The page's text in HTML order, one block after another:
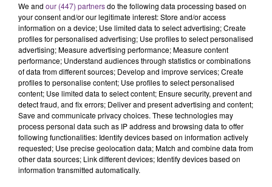
LA CENTRALE NUCLÉAIRE DE CHOOZ
TOUJOURS À L'ARRÊT
Cela fait déjà une semaine que la centrale
nucléaire ardennaise est à l'arrêt. Une situation
justifiée par la sécheresse intense qui est toujours
présente.
TITRES DIFFUSÉS
14h03
14h03
We and our (447) partnersdo the following data processing based on
your consent and/or our legitimate interest: Store and/or access
information on a device; Use limited data to select advertising; Create
profiles for personalised advertising; Use profiles to select personalised
advertising; Measure advertising performance; Measure content
performance; Understand audiences through statistics or combinations
of data from different sources; Develop and improve services; Create
profiles to personalise content; Use profiles to select personalised
content; Use limited data to select content; Ensure security, prevent and
detect fraud, and fix errors; Deliver and present advertising and content;
Save and communicate privacy choices. These technologies may
process personal data such as IP address and browsing data to offer
following functionalities: Identify devices based on information actively
requested; Use precise geolocation data; Match and combine data from
other data sources; Link different devices; Identify devices based on
information transmitted automatically.